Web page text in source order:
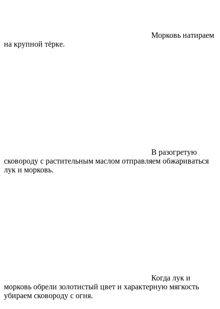
Морковь натираем
на крупной тёрке.
В разогретую
сковороду с растительным маслом отправляем обжариваться
лук и морковь.
Когда лук и
морковь обрели золотистый цвет и характерную мягкость
убираем сковороду с огня.